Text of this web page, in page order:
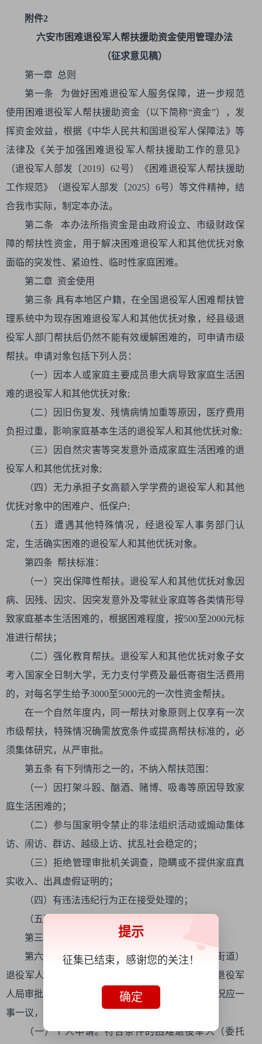
附件2
六安市困难退役军人帮扶援助资金使用管理办法
（征求意见稿）
第一章 总则
第一条 为做好困难退役军人服务保障，进一步规范
使用困难退役军人帮扶援助资金（以下简称“资金”），发
挥资金效益，根据《中华人民共和国退役军人保障法》等
法律及《关于加强困难退役军人帮扶援助工作的意见》
（退役军人部发〔2019〕62号）《困难退役军人帮扶援助
工作规范》（退役军人部发〔2025〕6号）等文件精神，结
合我市实际，制定本办法。
第二条 本办法所指资金是由政府设立、市级财政保
障的帮扶性资金，用于解决困难退役军人和其他优抚对象
面临的突发性、紧迫性、临时性家庭困难。
第二章 资金使用
第三条 具有本地区户籍，在全国退役军人困难帮扶管
理系统中为现存困难退役军人和其他优抚对象，经县级退
役军人部门帮扶后仍然不能有效缓解困难的，可申请市级
帮扶。申请对象包括下列人员：
（一）因本人或家庭主要成员患大病导致家庭生活困
难的退役军人和其他优抚对象;
（二）因旧伤复发、残情病情加重等原因，医疗费用
负担过重，影响家庭基本生活的退役军人和其他优抚对象;
（三）因自然灾害等突发意外造成家庭生活困难的退
役军人和其他优抚对象;
（四）无力承担子女高额入学学费的退役军人和其他
优抚对象中的困难户、低保户;
（五）遭遇其他特殊情况，经退役军人事务部门认
定，生活确实困难的退役军人和其他优抚对象。
第四条 帮扶标准：
（一）突出保障性帮扶。退役军人和其他优抚对象因
病、因残、因灾、因突发意外及零就业家庭等各类情形导
致家庭基本生活困难的，根据困难程度，按500至2000元标
准进行帮扶；
（二）强化教育帮扶。退役军人和其他优抚对象子女
考入国家全日制大学，无力支付学费及最低寄宿生活费用
的，对每名学生给予3000至5000元的一次性资金帮扶。
在一个自然年度内，同一帮扶对象原则上仅享有一次
市级帮扶，特殊情况确需放宽条件或提高帮扶标准的，必
须集体研究，从严审批。
第五条 有下列情形之一的，不纳入帮扶范围：
（一）因打架斗殴、酗酒、赌博、吸毒等原因导致家
庭生活困难的；
（二）参与国家明令禁止的非法组织活动或煽动集体
访、闹访、群访、越级上访、扰乱社会稳定的；
（三）拒绝管理审批机关调查，隐瞒或不提供家庭真
实收入、出具虚假证明的；
（四）有违法违纪行为正在接受处理的；
（五）依法依规认定的其他不予帮扶的人员。
第三章 申报程序和资金发放
第六条 一般情况下，按照“个人申请、乡镇（街道）
退役军人服务站初审、县级退役军人部门审核、市退役军
人局审批”的程序进行申报、统一帮扶。特殊紧急情况应一
事一议，先行帮扶后履行手续。
（一）个人申请。符合条件的困难退役军人（委托
提示
征集已结束，感谢您的关注！
确定